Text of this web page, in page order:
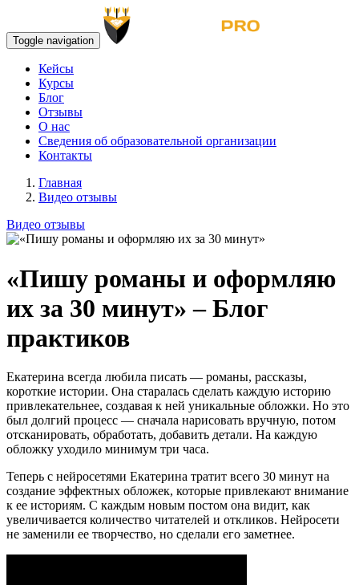
Toggle navigation
Кейсы
Курсы
Блог
Отзывы
О нас
Сведения об образовательной организации
Контакты
Главная
Видео отзывы
Видео отзывы
«Пишу романы и оформляю
их за 30 минут» – Блог
практиков
Екатерина всегда любила писать — романы, рассказы,
короткие истории. Она старалась сделать каждую историю
привлекательнее, создавая к ней уникальные обложки. Но это
был долгий процесс — сначала нарисовать вручную, потом
отсканировать, обработать, добавить детали. На каждую
обложку уходило минимум три часа.
Теперь с нейросетями Екатерина тратит всего 30 минут на
создание эффектных обложек, которые привлекают внимание
к ее историям. С каждым новым постом она видит, как
увеличивается количество читателей и откликов. Нейросети
не заменили ее творчество, но сделали его заметнее.